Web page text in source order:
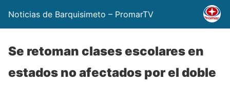
Noticias de Barquisimeto – PromarTV
Se retoman clases escolares en
estados no afectados por el doble